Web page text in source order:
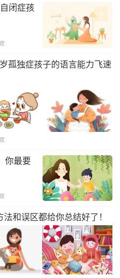
，但总在考试时无法表现
会发现！
开始/或完成任务有困难
常在不对的时间做不适合
刚刚听到或读到的东西
易忽略的一些细节
知该怎么办，学习新东西
转移到另一项任务
知该怎么办或容易哭闹
闭症孩
孤独症孩子的语言能力飞速
你最要
和误区都给你总结好了！